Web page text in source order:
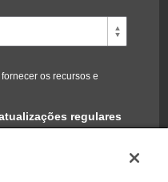
os recursos e
regulares